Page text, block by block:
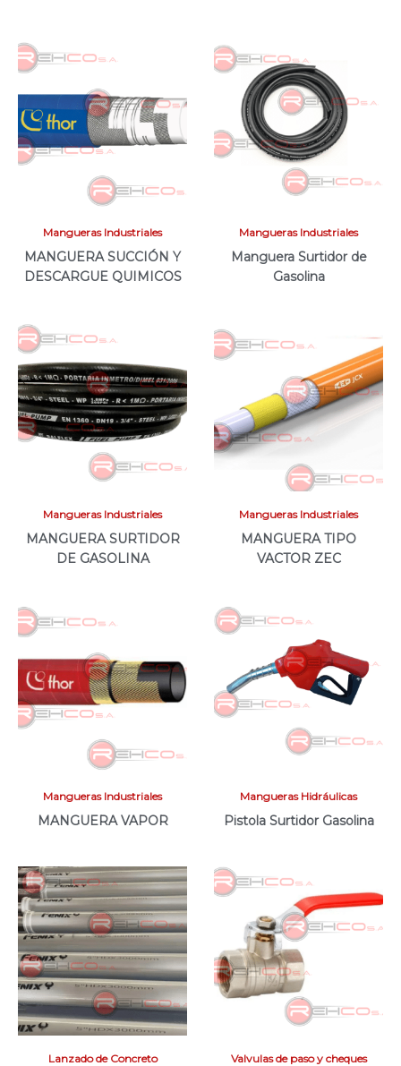
Mangueras Industriales
MANGUERA SUCCIÓN Y
DESCARGUE QUIMICOS
Mangueras Industriales
Manguera Surtidor de
Gasolina
Mangueras Industriales
MANGUERA SURTIDOR
DE GASOLINA
Mangueras Industriales
MANGUERA TIPO
VACTOR ZEC
Mangueras Industriales
MANGUERA VAPOR
Mangueras Hidráulicas
Pistola Surtidor Gasolina
Lanzado de Concreto Valvulas de paso y cheques